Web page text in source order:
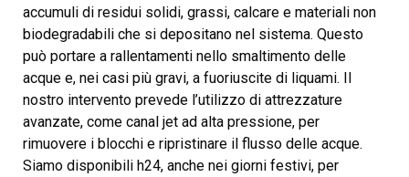
accumuli di residui solidi, grassi, calcare e materiali non
biodegradabili che si depositano nel sistema. Questo
può portare a rallentamenti nello smaltimento delle
acque e, nei casi più gravi, a fuoriuscite di liquami. Il
nostro intervento prevede l’utilizzo di attrezzature
avanzate, come canal jet ad alta pressione, per
rimuovere i blocchi e ripristinare il flusso delle acque.
Siamo disponibili h24, anche nei giorni festivi, per